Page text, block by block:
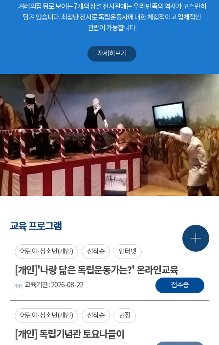
겨레의집 뒤로 보이는 7개의 상설 전시관에는 우리 민족의 역사가 고스란히
담겨 있습니다. 최첨단 전시로 독립운동사에 대한 체험적이고 입체적인
관람이 가능합니다.
자세히보기
교육 프로그램
어린이·청소년(개인) 선착순 인터넷
[개인]'나랑 닮은 독립운동가는?' 온라인교육
교육기간 : 2026-08-22 접수중
어린이·청소년(개인) 선착순 현장
[개인] 독립기념관 토요나들이